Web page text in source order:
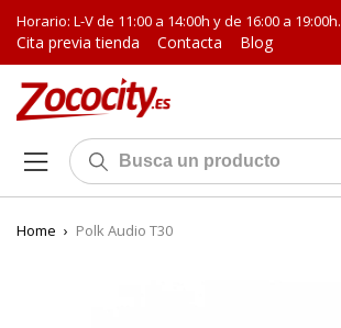
Horario: L-V de 11:00 a 14:00h y de 16:00 a 19:00h.
Cita previa tienda Contacta Blog
Home › Polk Audio T30